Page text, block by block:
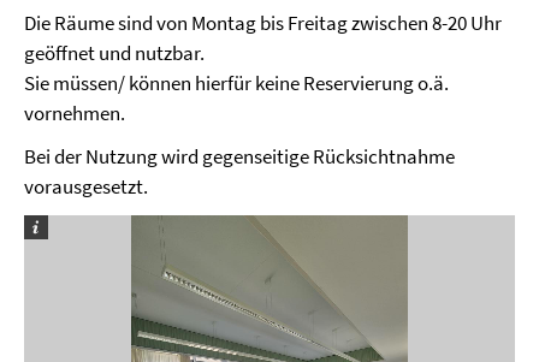
Die Räume sind von Montag bis Freitag zwischen 8-20 Uhr
geöffnet und nutzbar.
Sie müssen/ können hierfür keine Reservierung o.ä.
vornehmen.
Bei der Nutzung wird gegenseitige Rücksichtnahme
vorausgesetzt.